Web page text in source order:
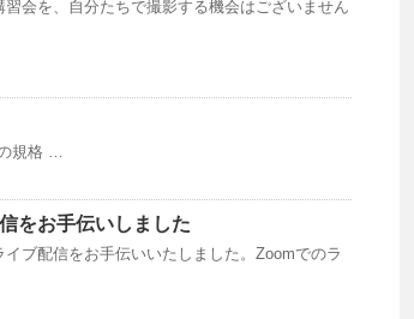
会を、自分たちで撮影する機会はございません
規格 …
をお手伝いしました
ブ配信をお手伝いいたしました。Zoomでのラ